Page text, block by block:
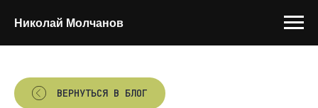
Николай Молчанов
ВЕРНУТЬСЯ В БЛОГ